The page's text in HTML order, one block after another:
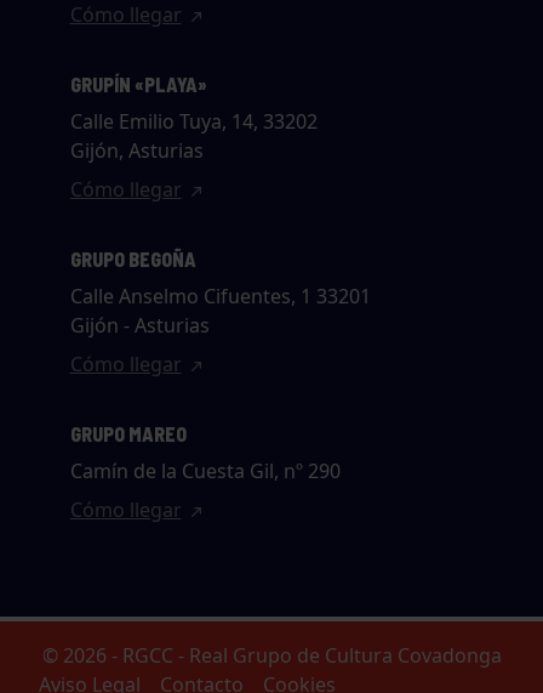
Cómo llegar
GRUPÍN «PLAYA»
Calle Emilio Tuya, 14, 33202
Gijón, Asturias
Cómo llegar
GRUPO BEGOÑA
Calle Anselmo Cifuentes, 1 33201
Gijón - Asturias
Cómo llegar
GRUPO MAREO
Camín de la Cuesta Gil, nº 290
Cómo llegar
© 2026 - RGCC - Real Grupo de Cultura Covadonga
Aviso Legal
Contacto Cookies